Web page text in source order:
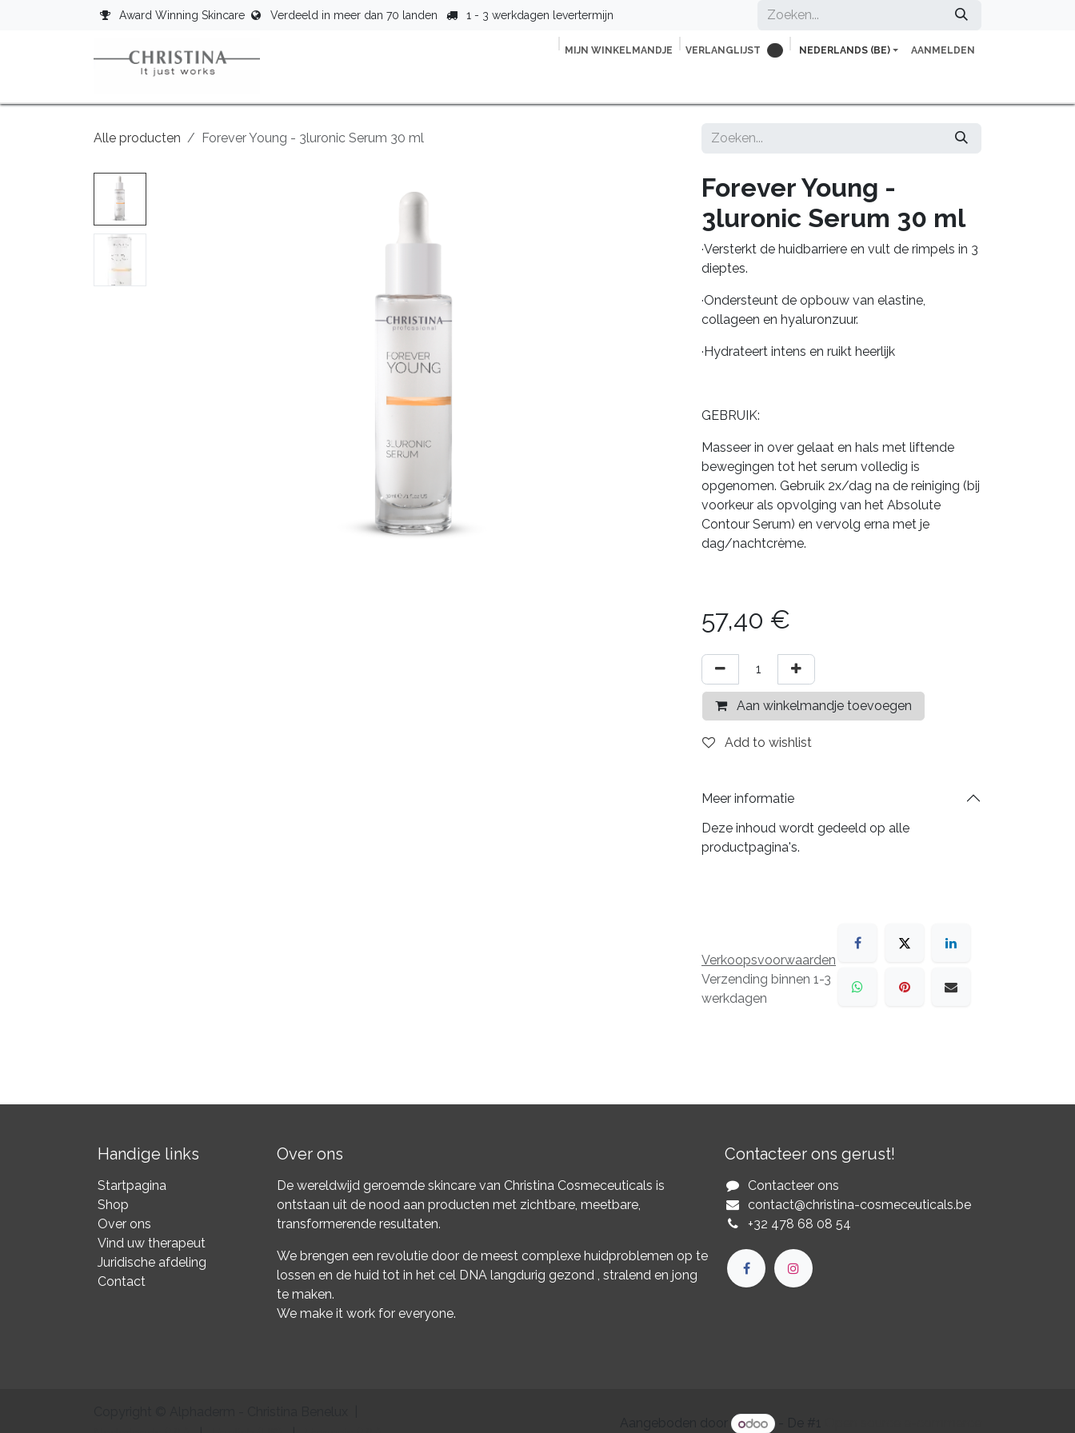
Overslaan naar inhoudAward Winning Skincare Verdeeld in meer dan 70 landen 1 - 3 werkdagen levertermijn
MIJN WINKELMANDJE VERLANGLIJST NEDERLANDS (BE) AANMELDEN
Alle producten Forever Young - 3luronic Serum 30 ml
Forever Young -
3luronic Serum 30 ml
·Versterkt de huidbarriere en vult de rimpels in 3
dieptes.
·Ondersteunt de opbouw van elastine,
collageen en hyaluron­zuur.
·Hydrateert intens en ruikt heerlijk
GEBRUIK:
Masseer in over gelaat en hals met liftende
bewegingen tot het serum volledig is
opgenomen. Gebruik 2x/dag na de reiniging (bij
voorkeur als opvolging van het Absolute
Contour Serum) en vervolg erna met je
dag/nachtcrème.
57,40 €
Aan winkelmandje toevoegen
Add to wishlist
Meer informatie
Deze inhoud wordt gedeeld op alle
productpagina's.
Verkoopsvoorwaarden
Verzending binnen 1-3
werkdagen
Contacteer ons gerust!
Contacteer ons
contact@christina-cosmeceuticals.be
+32 478 68 08 54​
Over ons
De wereldwijd geroemde skincare van Christina Cosmeceuticals is
ontstaan uit de nood aan producten met zichtbare, meetbare,
transformerende resultaten.
We brengen een revolutie door de meest complexe huidproblemen op te
lossen en de huid tot in het cel DNA langdurig gezond , stralend en jong
te maken.
We make it work for everyone.
Handige links
Startpagina
Shop
Over ons
Vind uw therapeut
Juridische afdeling
Contact
Aangeboden door